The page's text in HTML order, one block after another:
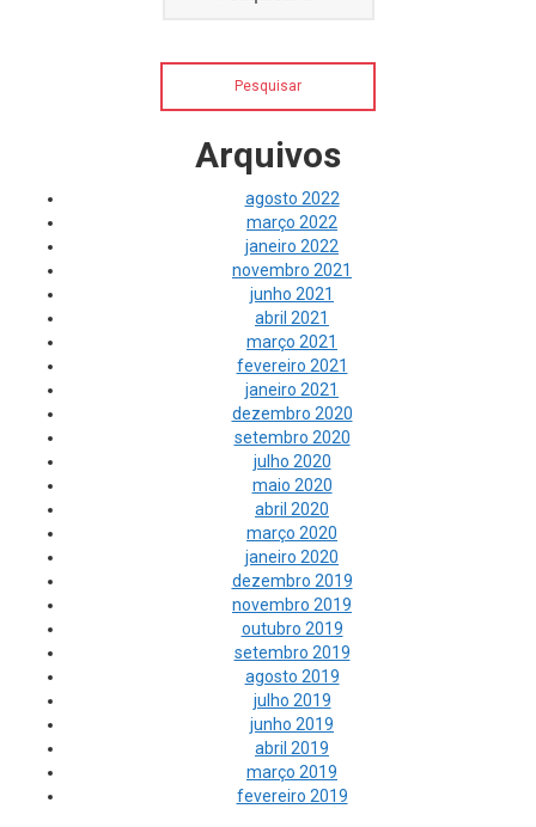
Arquivos
agosto 2022
março 2022
janeiro 2022
novembro 2021
junho 2021
abril 2021
março 2021
fevereiro 2021
janeiro 2021
dezembro 2020
setembro 2020
julho 2020
maio 2020
abril 2020
março 2020
janeiro 2020
dezembro 2019
novembro 2019
outubro 2019
setembro 2019
agosto 2019
julho 2019
junho 2019
abril 2019
março 2019
fevereiro 2019